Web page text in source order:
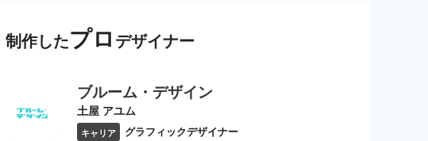
制作したプロ デザイナー
ブルーム・デザイン
土屋 アユム
キャリア グラフィックデザイナー